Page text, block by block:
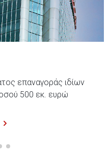
επαναγοράς ιδίων
500 εκ. ευρώ